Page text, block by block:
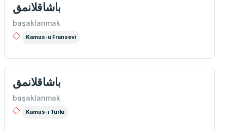
باشاقلانمق
başaklanmak
Kamus-u Fransevi
باشاقلانمق
başaklanmak
Kamus-ı Türki